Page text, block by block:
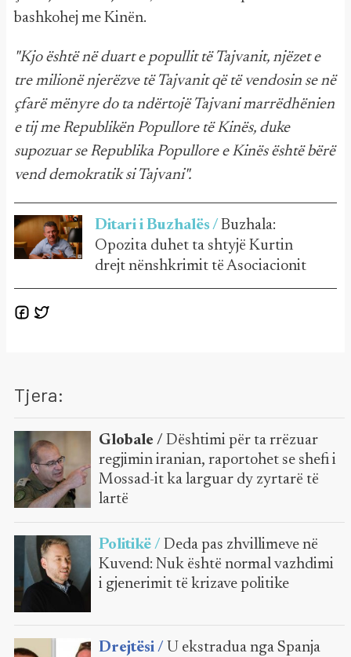
bashkohej me Kinën.
"Kjo është në duart e popullit të Tajvanit, njëzet e
tre milionë njerëzve të Tajvanit që të vendosin se në
çfarë mënyre do ta ndërtojë Tajvani marrëdhënien
e tij me Republikën Popullore të Kinës, duke
supozuar se Republika Popullore e Kinës është bërë
vend demokratik si Tajvani".
Ditari i Buzhalës / Buzhala:
Opozita duhet ta shtyjë Kurtin
drejt nënshkrimit të Asociacionit
Tjera:
Globale / Dështimi për ta rrëzuar
regjimin iranian, raportohet se shefi i
Mossad-it ka larguar dy zyrtarë të
lartë
Politikë / Deda pas zhvillimeve në
Kuvend: Nuk është normal vazhdimi
i gjenerimit të krizave politike
Drejtësi / U ekstradua nga Spanja